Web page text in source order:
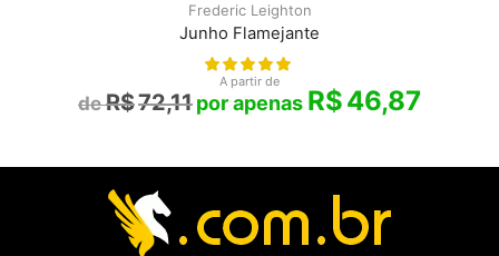
Frederic Leighton
Junho Flamejante
A partir de
R$72,11 R$46,87